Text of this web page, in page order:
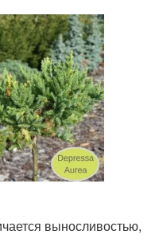
выносливостью,